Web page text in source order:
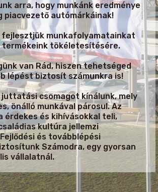
arra, hogy munkánk eredménye
piacvezető autómárkáinak!
fejlesztjük munkafolyamatainkat
termékeink tökéletesítésére.
van Rád, hiszen tehetséged
lépést biztosít számunkra is!
juttatási csomagot kínálunk, mely
önálló munkával párosul. Az
érdekes és kihívásokkal teli,
kultúra jellemzi
és továbblépési
Számodra, egy gyorsan
vállalatnál.